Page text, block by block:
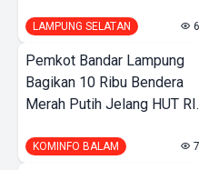
LAMPUNG SELATAN
Pemkot Bandar Lampung
Bagikan 10 Ribu Bendera
Merah Putih Jelang HUT
KOMINFO BALAM